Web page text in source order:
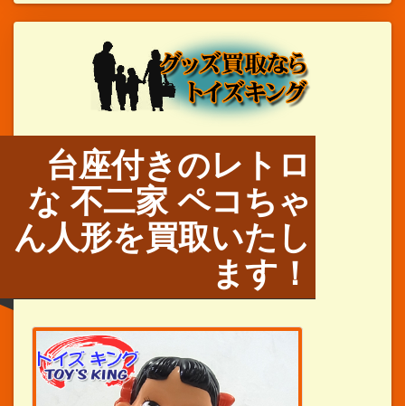
台座付きのレトロ
な 不二家 ペコちゃ
ん人形を買取いたし
ます！